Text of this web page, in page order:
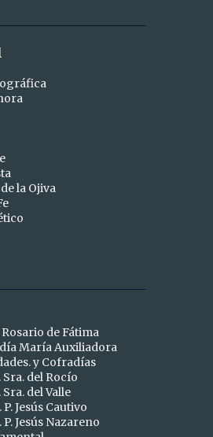
1
la Ojiva
Rosario de Fátima
María Auxiliadora
y Cofradías
del Rocío
del Valle
Jesús Cautivo
Jesús Nazareno